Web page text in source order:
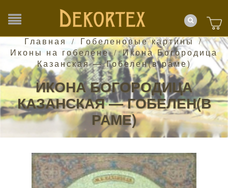
Главная / Гобеленовые картины /
Иконы на гобелене /Икона Богородица
Казанская — Гобелен(в раме)
ИКОНА БОГОРОДИЦА
КАЗАНСКАЯ — ГОБЕЛЕН(В
РАМЕ)